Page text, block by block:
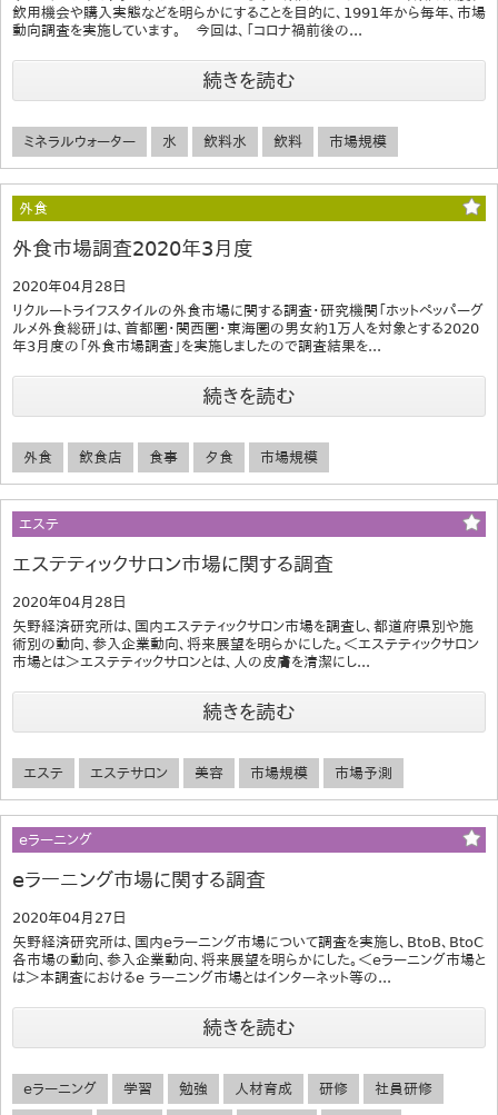
飲用機会や購入実態などを明らかにすることを目的に、1991年から毎年、市場
動向調査を実施しています。 今回は、「コロナ禍前後の...
続きを読む
ミネラルウォーター 水 飲料水 飲料 市場規模
外食
外食市場調査2020年3月度
2020年04月28日
リクルートライフスタイルの外食市場に関する調査・研究機関「ホットペッパーグ
ルメ外食総研」は、首都圏・関西圏・東海圏の男女約1万人を対象とする2020
年3月度の「外食市場調査」を実施しましたので調査結果を...
続きを読む
外食 飲食店 食事 夕食 市場規模
エステ
エステティックサロン市場に関する調査
2020年04月28日
矢野経済研究所は、国内エステティックサロン市場を調査し、都道府県別や施
術別の動向、参入企業動向、将来展望を明らかにした。＜エステティックサロン
市場とは＞エステティックサロンとは、人の皮膚を清潔にし...
続きを読む
エステ エステサロン 美容 市場規模 市場予測
eラーニング
eラーニング市場に関する調査
2020年04月27日
矢野経済研究所は、国内eラーニング市場について調査を実施し、BtoB、BtoC
各市場の動向、参入企業動向、将来展望を明らかにした。＜eラーニング市場と
は＞本調査におけるe ラーニング市場とはインターネット等の...
続きを読む
eラーニング 学習 勉強 人材育成 研修 社員研修